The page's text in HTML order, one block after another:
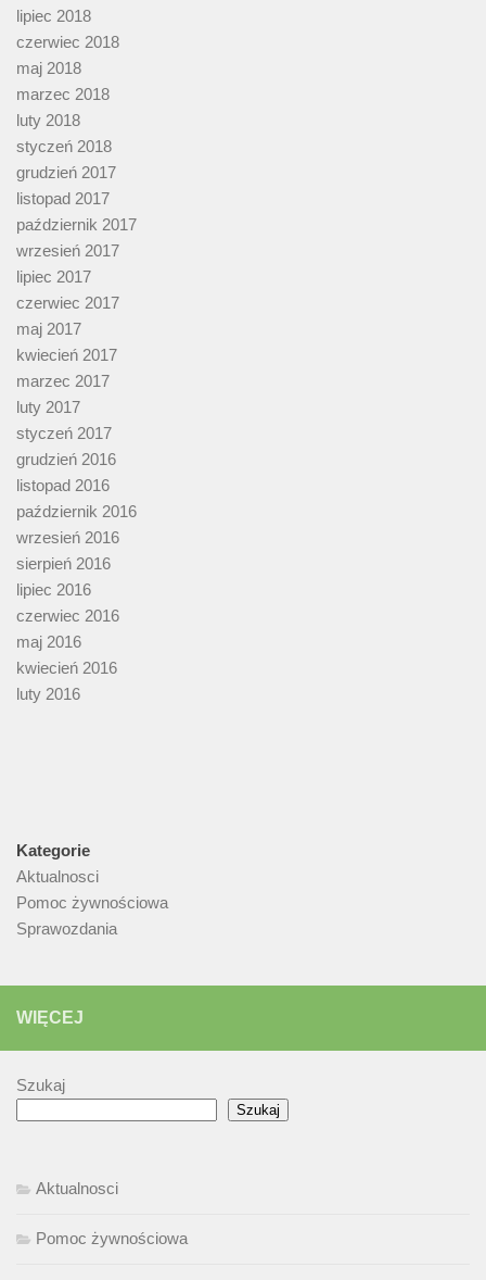
lipiec 2018
czerwiec 2018
maj 2018
marzec 2018
luty 2018
styczeń 2018
grudzień 2017
listopad 2017
październik 2017
wrzesień 2017
lipiec 2017
czerwiec 2017
maj 2017
kwiecień 2017
marzec 2017
luty 2017
styczeń 2017
grudzień 2016
listopad 2016
październik 2016
wrzesień 2016
sierpień 2016
lipiec 2016
czerwiec 2016
maj 2016
kwiecień 2016
luty 2016
Kategorie
Aktualnosci
Pomoc żywnościowa
Sprawozdania
WIĘCEJ
Szukaj
Szukaj
Aktualnosci
Pomoc żywnościowa